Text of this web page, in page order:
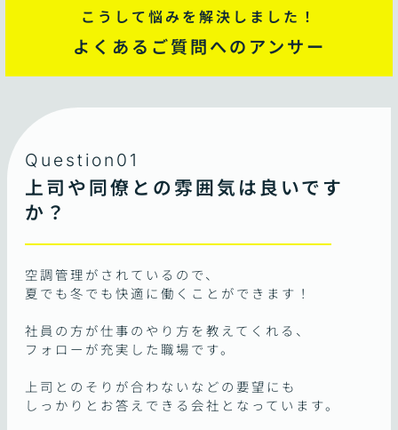
こうして悩みを解決しました！
よくあるご質問へのアンサー
Question01
上司や同僚との雰囲気は良いです
か？
空調管理がされているので、
夏でも冬でも快適に働くことができます！
社員の方が仕事のやり方を教えてくれる、
フォローが充実した職場です。
上司とのそりが合わないなどの要望にも
しっかりとお答えできる会社となっています。